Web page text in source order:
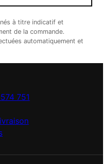
à titre indicatif et
de la commande.
automatiquement et
751